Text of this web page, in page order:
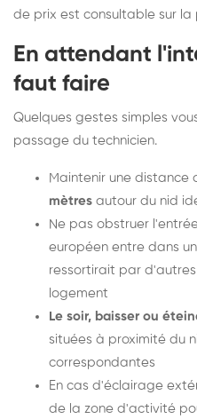
de prix est consultable sur la
En attendant
faut faire
Quelques gestes simples
passage du technicien.
Maintenir une distance
mètres autour du nid
Ne pas obstruer
européen entre dans
ressortirait par
logement
Le soir, baisser ou
situées à proximité du
correspondantes
En cas d'éclairage
de la zone d'activité